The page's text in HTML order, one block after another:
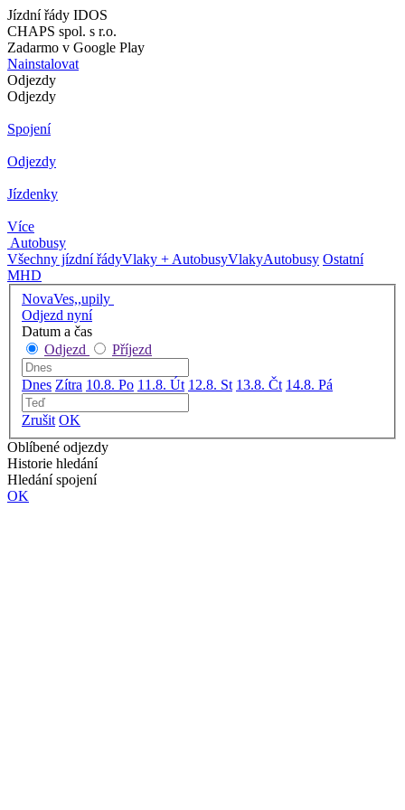
Jízdní řády IDOS
CHAPS spol. s r.o.
Zadarmo v Google Play
Nainstalovat
Odjezdy
Odjezdy
Spojení
Odjezdy
Jízdenky
Více
Autobusy
Všechny jízdní řádyVlaky + AutobusyVlakyAutobusy Ostatní
MHD
NovaVes,,upily
Odjezd nyní
Datum a čas
Odjezd
Příjezd
Dnes Zítra 10.8. Po 11.8. Út 12.8. St 13.8. Čt 14.8. Pá
Zrušit OK
Oblíbené odjezdy
Historie hledání
Hledání spojení
OK